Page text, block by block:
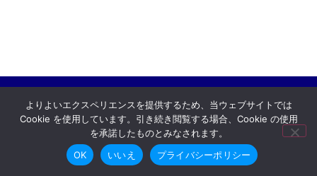
© 2023-2026 連合神奈川 プライバシーポリシー
よりよいエクスペリエンスを提供するため、当ウェブサイトでは
Cookie を使用しています。引き続き閲覧する場合、Cookie の使用
を承諾したものとみなされます。
OK
いいえ プライバシーポリシー